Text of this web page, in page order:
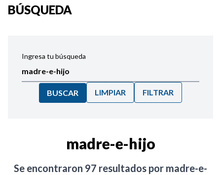
BÚSQUEDA
Ingresa tu búsqueda
BUSCAR LIMPIAR FILTRAR
madre-e-hijo
Se encontraron 97 resultados por madre-e-